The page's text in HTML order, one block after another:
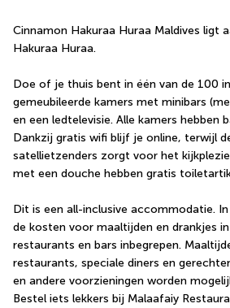
Cinnamon Hakuraa Huraa Maldives ligt
Hakuraa Huraa.
Doe of je thuis bent in één van de 100
gemeubileerde kamers met minibars
en een ledtelevisie. Alle kamers hebben
Dankzij gratis wifi blijf je online, terwijl
satellietzenders zorgt voor het
met een douche hebben gratis
Dit is een all-inclusive accommodatie.
de kosten voor maaltijden en drankjes
restaurants en bars inbegrepen.
restaurants, speciale diners en
en andere voorzieningen worden
Bestel iets lekkers bij Malaafaiy